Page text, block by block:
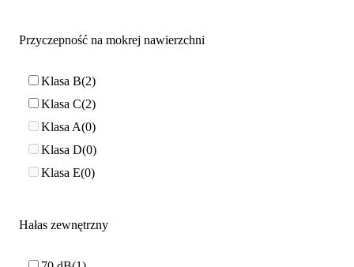
Przyczepność na mokrej nawierzchni
Klasa B 2
Klasa C 2
Klasa A 0
Klasa D 0
Klasa E 0
Hałas zewnętrzny